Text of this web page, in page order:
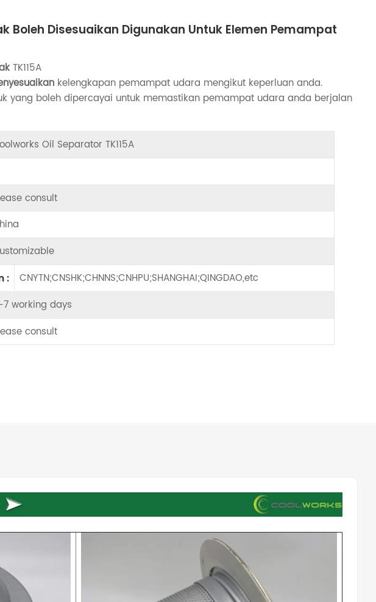
Boleh Disesuaikan Digunakan Untuk Elemen Pemampat
TK115A
kelengkapan pemampat udara mengikut keperluan anda.
yang boleh dipercayai untuk memastikan pemampat udara anda berjalan
Oil Separator TK115A
consult
: CNYTN;CNSHK;CHNNS;CNHPU;SHANGHAI;QINGDAO,etc
working days
consult